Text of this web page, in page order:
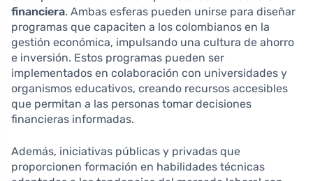
financiera. Ambas esferas pueden unirse para diseñar
programas que capaciten a los colombianos en la
gestión económica, impulsando una cultura de ahorro
e inversión. Estos programas pueden ser
implementados en colaboración con universidades y
organismos educativos, creando recursos accesibles
que permitan a las personas tomar decisiones
financieras informadas.
Además, iniciativas públicas y privadas que
proporcionen formación en habilidades técnicas